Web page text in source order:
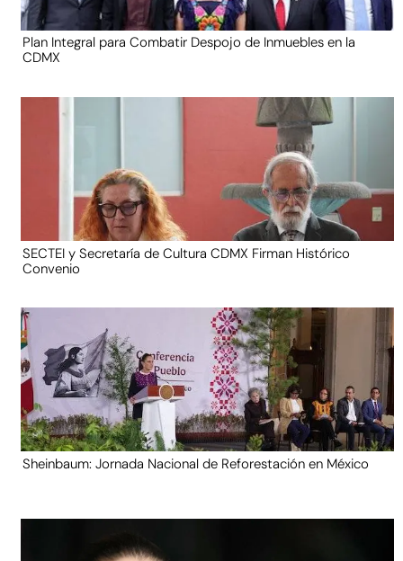
Plan Integral para Combatir Despojo de Inmuebles en la
CDMX
SECTEI y Secretaría de Cultura CDMX Firman Histórico
Convenio
Sheinbaum: Jornada Nacional de Reforestación en México